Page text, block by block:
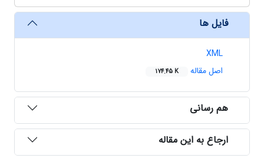
فایل ها
XML
اصل مقاله
174.45 K
هم رسانی
ارجاع به این مقاله